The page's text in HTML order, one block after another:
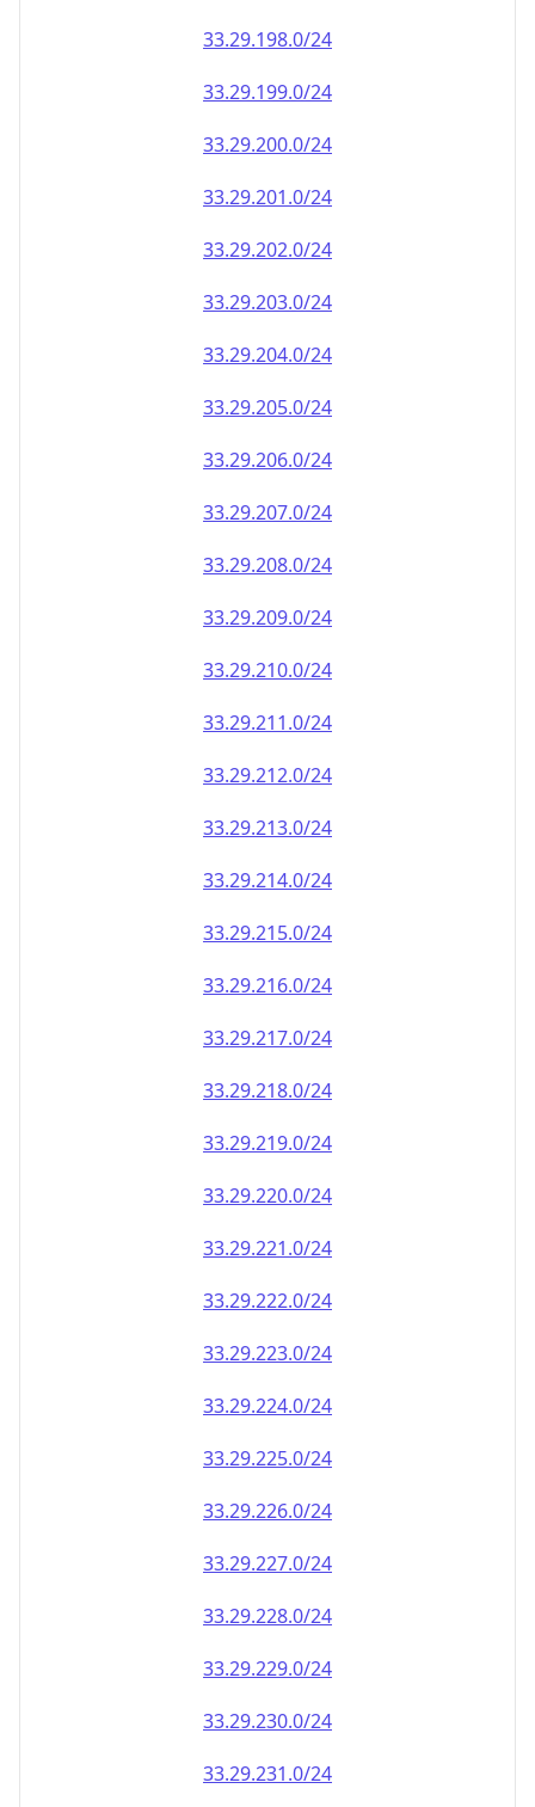
33.29.198.0/24
33.29.199.0/24
33.29.200.0/24
33.29.201.0/24
33.29.202.0/24
33.29.203.0/24
33.29.204.0/24
33.29.205.0/24
33.29.206.0/24
33.29.207.0/24
33.29.208.0/24
33.29.209.0/24
33.29.210.0/24
33.29.211.0/24
33.29.212.0/24
33.29.213.0/24
33.29.214.0/24
33.29.215.0/24
33.29.216.0/24
33.29.217.0/24
33.29.218.0/24
33.29.219.0/24
33.29.220.0/24
33.29.221.0/24
33.29.222.0/24
33.29.223.0/24
33.29.224.0/24
33.29.225.0/24
33.29.226.0/24
33.29.227.0/24
33.29.228.0/24
33.29.229.0/24
33.29.230.0/24
33.29.231.0/24